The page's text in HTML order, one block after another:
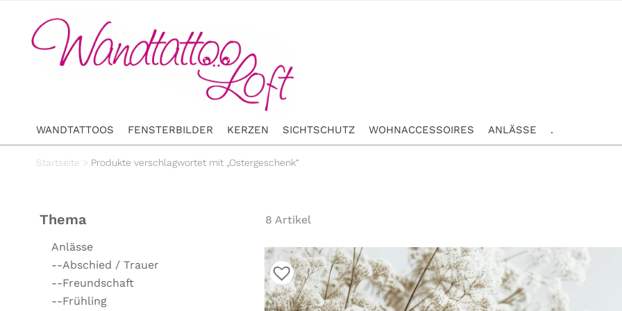
WANDTATTOOS FENSTERBILDER KERZEN SICHTSCHUTZ WOHNACCESSOIRES ANLÄSSE .
Startseite > Produkte verschlagwortet mit „Ostergeschenk“
Thema
Anlässe
--Abschied / Trauer
--Freundschaft
--Frühling
8 Artikel